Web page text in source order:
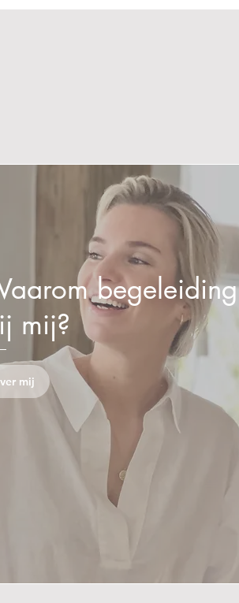
begeleiding
mij?
mij